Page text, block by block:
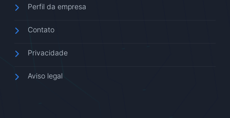
Perfil da empresa
Contato
Privacidade
Aviso legal